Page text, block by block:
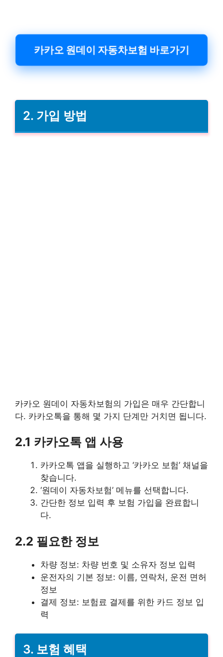
카카오 원데이 자동차보험 바로가기
2. 가입 방법
카카오 원데이 자동차보험의 가입은 매우 간단합니
다. 카카오톡을 통해 몇 가지 단계만 거치면 됩니다.
2.1 카카오톡 앱 사용
카카오톡 앱을 실행하고 ‘카카오 보험’ 채널을
찾습니다.
‘원데이 자동차보험’ 메뉴를 선택합니다.
간단한 정보 입력 후 보험 가입을 완료합니
다.
2.2 필요한 정보
차량 정보: 차량 번호 및 소유자 정보 입력
운전자의 기본 정보: 이름, 연락처, 운전 면허
정보
결제 정보: 보험료 결제를 위한 카드 정보 입
력
3. 보험 혜택